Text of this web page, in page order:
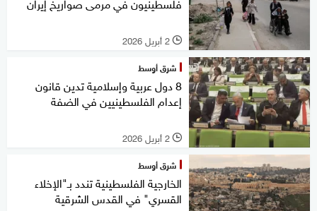
l 2 أبريل 2026
شرق أوسط
8 دول عربية وإسلامية تدين قانون
إعدام الفلسطينيين في الضفة
l 2 أبريل 2026
شرق أوسط
الخارجية الفلسطينية تندد بـ"الإخلاء
القسري" في القدس الشرقية